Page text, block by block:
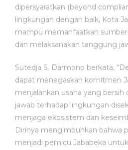
dipersyaratkan (beyond
lingkungan dengan baik, Kota
mampu memanfaatkan sumber
dan melaksanakan tanggung
Sutedja S. Darmono berkata,
dapat menegaskan komitmen
menjalankan usaha yang
jawab terhadap lingkungan
menjaga ekosistem dan
Dirinya mengimbuhkan bahwa
menjadi pemicu Jababeka